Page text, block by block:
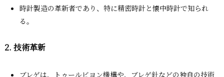
時計製造の革新者であり、特に精密時計と懐中時計で知られ
る。
2. 技術革新
ブレゲは、トゥールビヨン機構や、ブレゲ針などの独自の技術